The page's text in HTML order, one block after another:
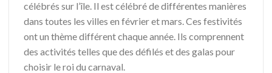
célébrés sur l’île. Il est célébré de différentes manières
dans toutes les villes en février et mars. Ces festivités
ont un thème différent chaque année. Ils comprennent
des activités telles que des défilés et des galas pour
choisir le roi du carnaval.